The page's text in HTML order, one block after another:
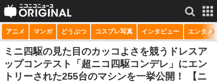
サービス一覧 もっと見る
niconico
動画
アニメ マンガ どうぶつ コスプレ写真 インタビュー エンタメ
ミニ四駆の見た目のカッコよさを競うドレスア
ップコンテスト「超ニコ四駆コンデレ」にエン
トリーされた255台のマシンを一挙公開！ 【ニ